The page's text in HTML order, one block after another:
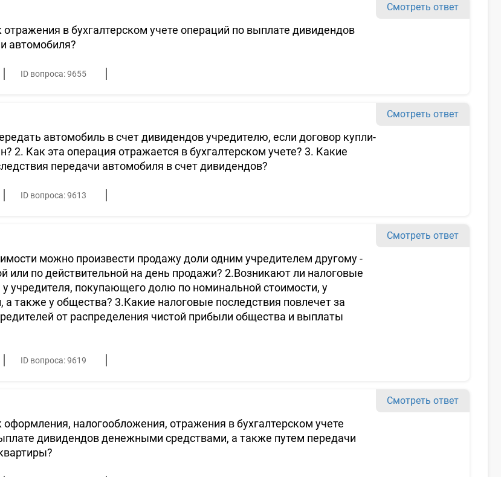
в бухгалтерском учете операций по выплате дивидендов
автомобиля?
ID вопроса: 9655
Смотреть ответ
автомобиль в счет дивидендов учредителю, если договор купли-
2. Как эта операция отражается в бухгалтерском учете? 3. Какие
передачи автомобиля в счет дивидендов?
ID вопроса: 9613
Смотреть ответ
можно произвести продажу доли одним учредителем другому -
или по действительной на день продажи? 2.Возникают ли налоговые
у учредителя, покупающего долю по номинальной стоимости, у
а также у общества? 3.Какие налоговые последствия повлечет за
от распределения чистой прибыли общества и выплаты
ID вопроса: 9619
Смотреть ответ
налогообложения, отражения в бухгалтерском учете
дивидендов денежными средствами, а также путем передачи
Смотреть ответ